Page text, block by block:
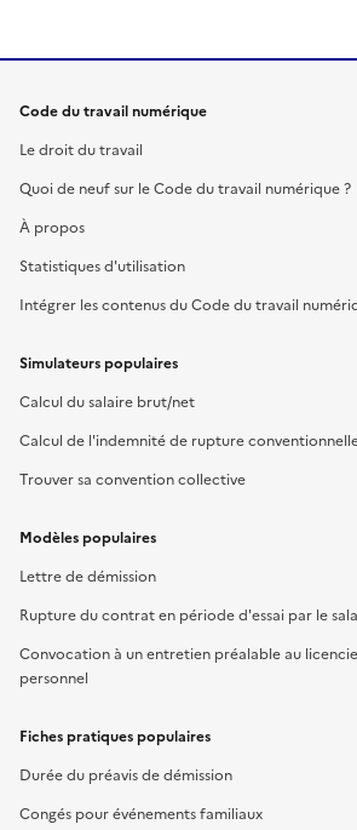
Code du travail numérique
Le droit du travail
Quoi de neuf sur le Code du travail numérique ?
À propos
Statistiques d'utilisation
Intégrer les contenus du Code du travail
Simulateurs populaires
Calcul du salaire brut/net
Calcul de l'indemnité de rupture
Trouver sa convention collective
Modèles populaires
Lettre de démission
Rupture du contrat en période d'essai par le
Convocation à un entretien préalable au
personnel
Fiches pratiques populaires
Durée du préavis de démission
Congés pour événements familiaux